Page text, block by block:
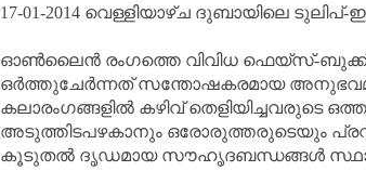
17-01-2014 വെള്ളിയാഴ്ച ദുബായിലെ ടുലിപ്-
ഓൺലൈൻ രംഗത്തെ വിവിധ ഫെയ്സ്-
ഒർത്തുചേർന്നത് സന്തോഷകരമായ
കലാരംഗങ്ങളിൽ കഴിവ് തെളിയിച്ചവരുടെ
അടുത്തിടപഴകാനും ഒരോരുത്തരുടെയും
കൂടുതൽ ദൃഡമായ സൗഹൃദബന്ധങ്ങൾ